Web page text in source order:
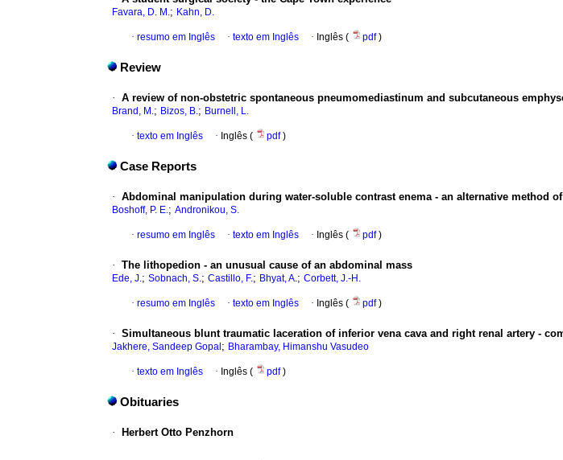
Favara, D. M.; Kahn, D.
· resumo em Inglês · texto em Inglês · Inglês ( pdf)
Review
· A review of non-obstetric spontaneous pneumomediastinum and subcutaneous
Brand, M.; Bizos, B.; Burnell, L.
· texto em Inglês · Inglês ( pdf)
Case Reports
· Abdominal manipulation during water-soluble contrast enema - an alternative method
Boshoff, P. E.; Andronikou, S.
· resumo em Inglês · texto em Inglês · Inglês ( pdf)
· The lithopedion - an unusual cause of an abdominal mass
Ede, J.; Sobnach, S.; Castillo, F.; Bhyat, A.; Corbett, J.-H.
· resumo em Inglês · texto em Inglês · Inglês ( pdf)
· Simultaneous blunt traumatic laceration of inferior vena cava and right renal artery -
Jakhere, Sandeep Gopal ; Bharambay, Himanshu Vasudeo
· texto em Inglês · Inglês ( pdf)
Obituaries
· Herbert Otto Penzhorn